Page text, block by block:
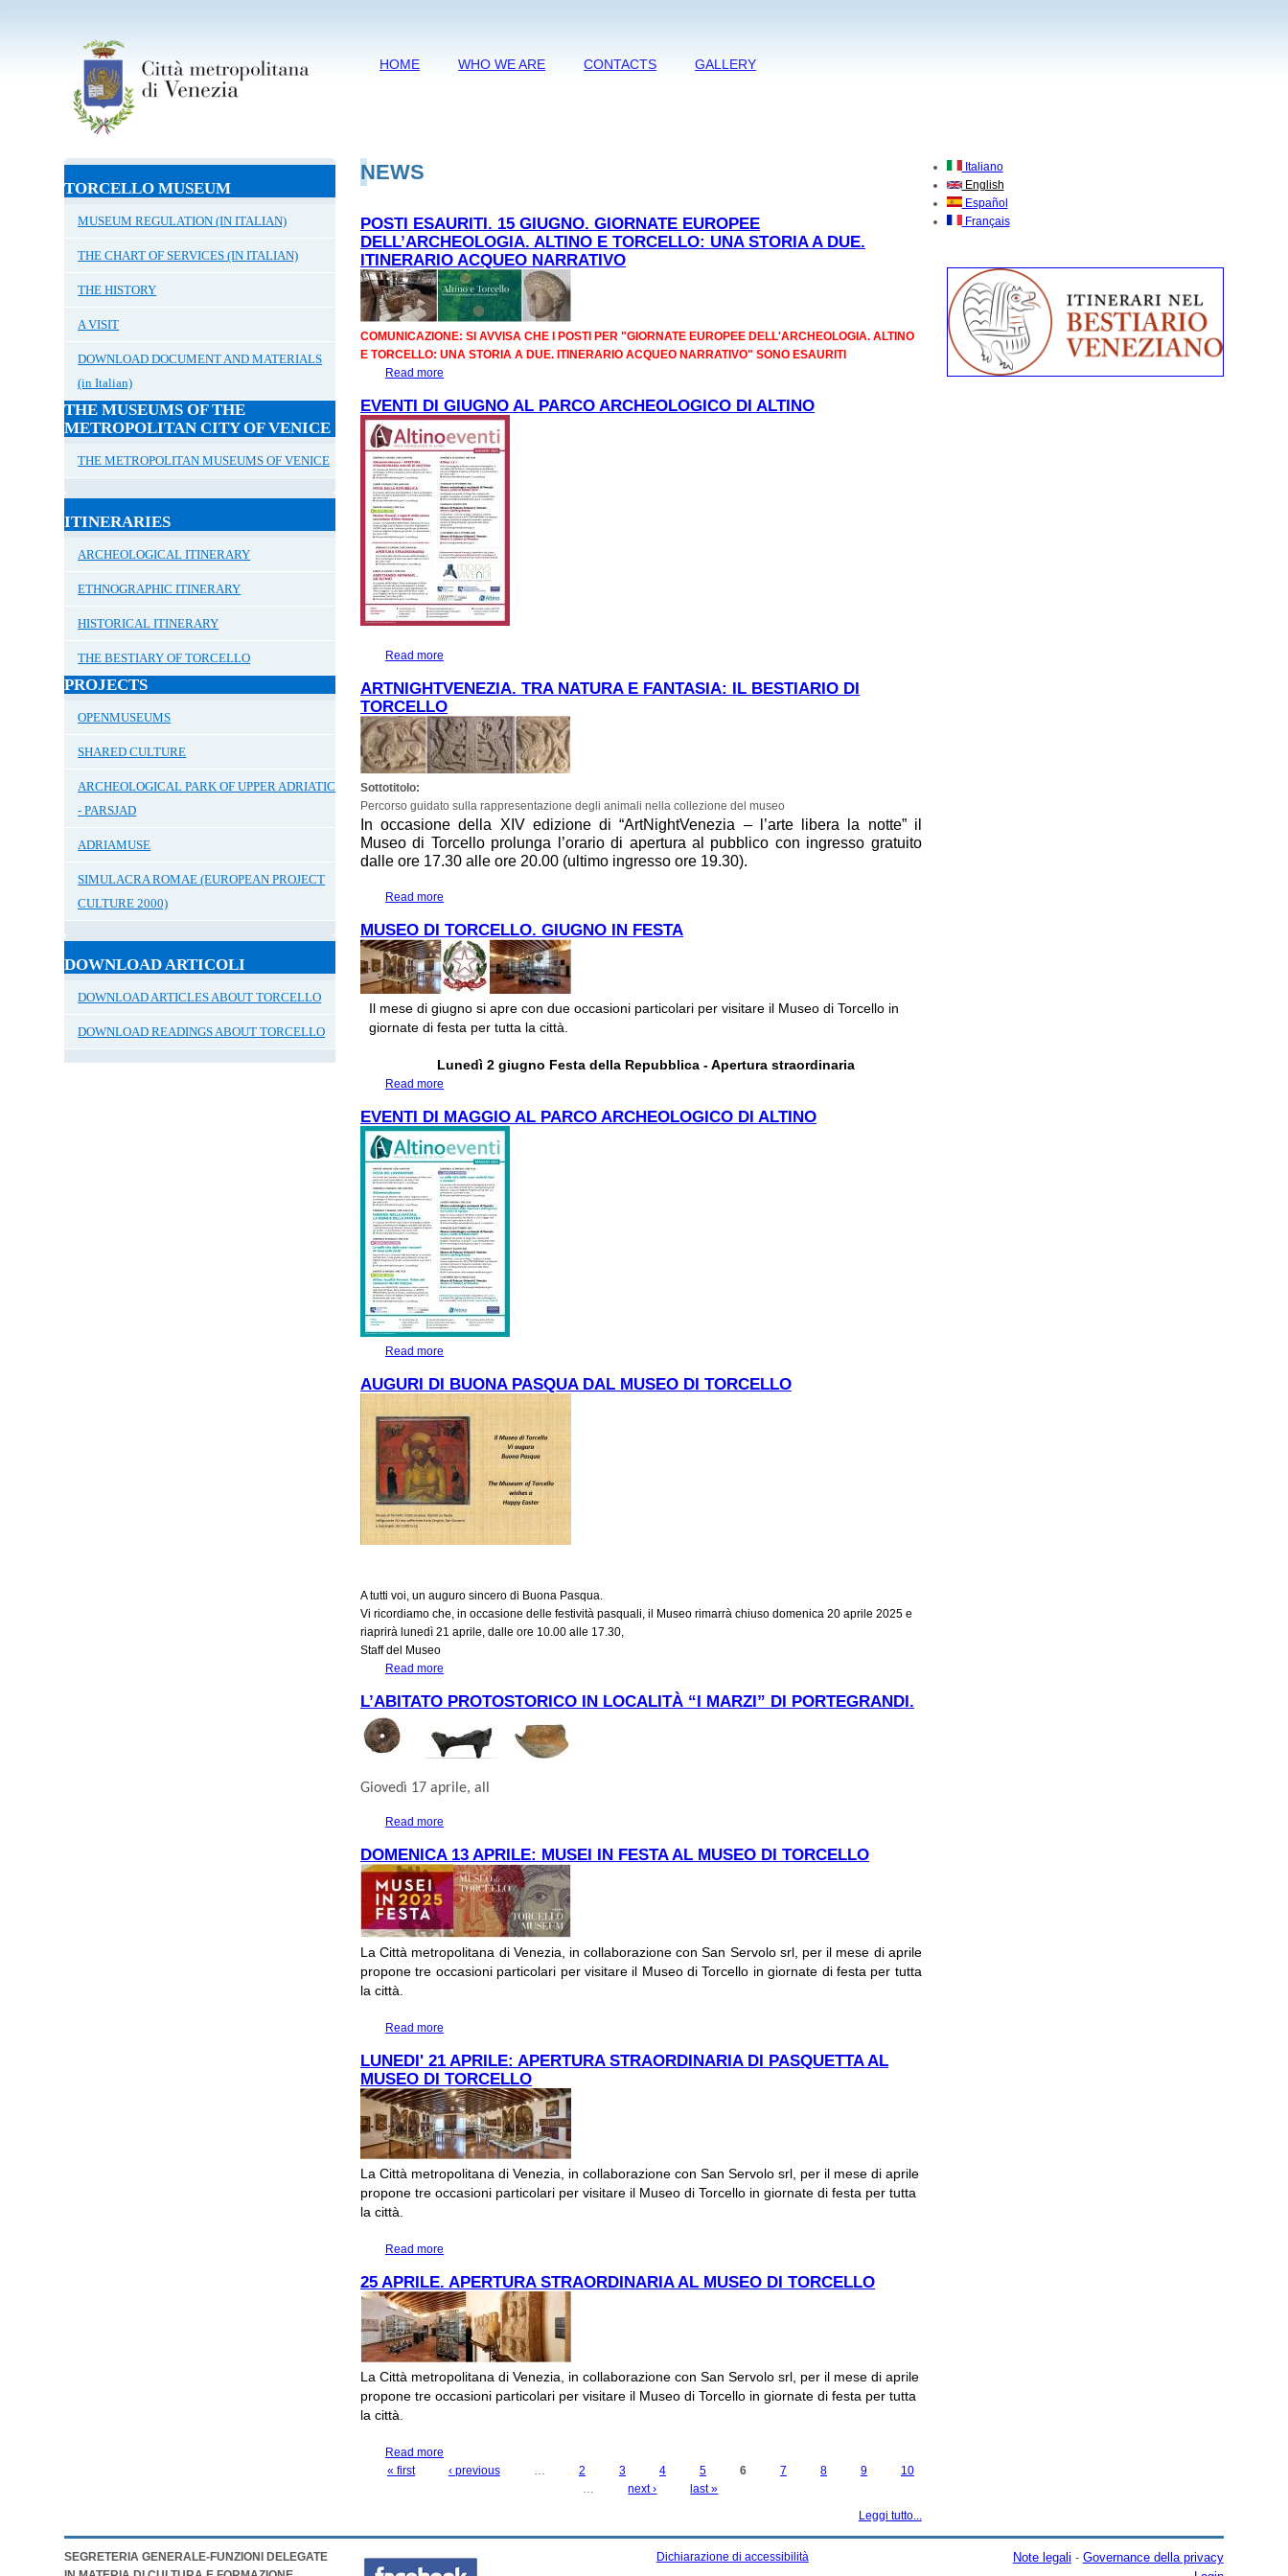
HOME WHO WE ARE CONTACTS GALLERY
TORCELLO MUSEUM
MUSEUM REGULATION (IN ITALIAN)
THE CHART OF SERVICES (IN ITALIAN)
THE HISTORY
A VISIT
DOWNLOAD DOCUMENT AND MATERIALS
(in Italian)
THE MUSEUMS OF THE
METROPOLITAN CITY OF VENICE
THE METROPOLITAN MUSEUMS OF VENICE
ITINERARIES
ARCHEOLOGICAL ITINERARY
ETHNOGRAPHIC ITINERARY
HISTORICAL ITINERARY
THE BESTIARY OF TORCELLO
PROJECTS
OPENMUSEUMS
SHARED CULTURE
ARCHEOLOGICAL PARK OF UPPER ADRIATIC
- PARSJAD
ADRIAMUSE
SIMULACRA ROMAE (EUROPEAN PROJECT
CULTURE 2000)
DOWNLOAD ARTICOLI
DOWNLOAD ARTICLES ABOUT TORCELLO
DOWNLOAD READINGS ABOUT TORCELLO
NEWS
POSTI ESAURITI. 15 GIUGNO. GIORNATE EUROPEE
DELL’ARCHEOLOGIA. ALTINO E TORCELLO: UNA STORIA A DUE.
ITINERARIO ACQUEO NARRATIVO
COMUNICAZIONE: SI AVVISA CHE I POSTI PER "GIORNATE EUROPEE DELL'ARCHEOLOGIA. ALTINO
E TORCELLO: UNA STORIA A DUE. ITINERARIO ACQUEO NARRATIVO" SONO ESAURITI
Read more
EVENTI DI GIUGNO AL PARCO ARCHEOLOGICO DI ALTINO
Read more
ARTNIGHTVENEZIA. TRA NATURA E FANTASIA: IL BESTIARIO DI
TORCELLO
Sottotitolo:
Percorso guidato sulla rappresentazione degli animali nella collezione del museo
In occasione della XIV edizione di “ArtNightVenezia – l’arte libera la notte” il
Museo di Torcello prolunga l’orario di apertura al pubblico con ingresso gratuito
dalle ore 17.30 alle ore 20.00 (ultimo ingresso ore 19.30).
Read more
MUSEO DI TORCELLO. GIUGNO IN FESTA
Il mese di giugno si apre con due occasioni particolari per visitare il Museo di Torcello in
giornate di festa per tutta la città.
Lunedì 2 giugno Festa della Repubblica - Apertura straordinaria
Read more
EVENTI DI MAGGIO AL PARCO ARCHEOLOGICO DI ALTINO
Read more
AUGURI DI BUONA PASQUA DAL MUSEO DI TORCELLO
A tutti voi, un auguro sincero di Buona Pasqua.
Vi ricordiamo che, in occasione delle festività pasquali, il Museo rimarrà chiuso domenica 20 aprile 2025 e
riaprirà lunedì 21 aprile, dalle ore 10.00 alle 17.30,
Staff del Museo
Read more
L’ABITATO PROTOSTORICO IN LOCALITÀ “I MARZI” DI PORTEGRANDI.
Giovedì 17 aprile, all
Read more
DOMENICA 13 APRILE: MUSEI IN FESTA AL MUSEO DI TORCELLO
La Città metropolitana di Venezia, in collaborazione con San Servolo srl, per il mese di aprile
propone tre occasioni particolari per visitare il Museo di Torcello in giornate di festa per tutta
la città.
Read more
LUNEDI' 21 APRILE: APERTURA STRAORDINARIA DI PASQUETTA AL
MUSEO DI TORCELLO
La Città metropolitana di Venezia, in collaborazione con San Servolo srl, per il mese di aprile
propone tre occasioni particolari per visitare il Museo di Torcello in giornate di festa per tutta
la città.
Read more
25 APRILE. APERTURA STRAORDINARIA AL MUSEO DI TORCELLO
La Città metropolitana di Venezia, in collaborazione con San Servolo srl, per il mese di aprile
propone tre occasioni particolari per visitare il Museo di Torcello in giornate di festa per tutta
la città.
Read more
« first ‹ previous … 2 3 4 5 6 7 8 9
10
…
next ›
last »
Leggi tutto...
Italiano
English
Español
Français
SEGRETERIA GENERALE-FUNZIONI DELEGATE
Dichiarazione di accessibilità Note legali - Governance della privacy